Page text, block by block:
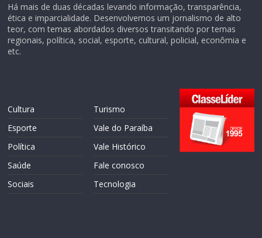
Há mais de duas décadas levando informação, transparência,
ética e imparcialidade. Desenvolvemos um jornalismo de alto
teor, com temas abordados diversos transitando por temas
regionais, política, social, esporte, cultural, policial, econômia e
etc.
Cultura
Esporte
Política
Saúde
Sociais
Turismo
Vale do Paraíba
Vale Histórico
Fale conosco
Tecnologia